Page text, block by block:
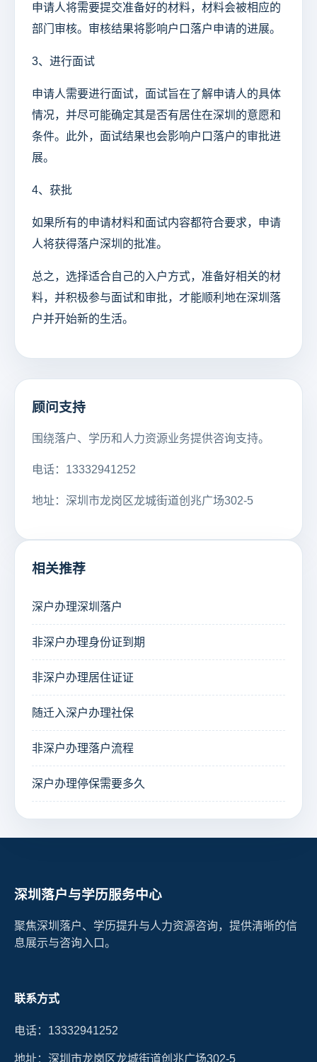
申请人将需要提交准备好的材料，材料会被相应的
部门审核。审核结果将影响户口落户申请的进展。
3、进行面试
申请人需要进行面试，面试旨在了解申请人的具体
情况，并尽可能确定其是否有居住在深圳的意愿和
条件。此外，面试结果也会影响户口落户的审批进
展。
4、获批
如果所有的申请材料和面试内容都符合要求，申请
人将获得落户深圳的批准。
总之，选择适合自己的入户方式，准备好相关的材
料，并积极参与面试和审批，才能顺利地在深圳落
户并开始新的生活。
顾问支持
围绕落户、学历和人力资源业务提供咨询支持。
电话：13332941252
地址：深圳市龙岗区龙城街道创兆广场302-5
相关推荐
深户办理深圳落户
非深户办理身份证到期
非深户办理居住证证
随迁入深户办理社保
非深户办理落户流程
深户办理停保需要多久
深圳落户与学历服务中心
聚焦深圳落户、学历提升与人力资源咨询，提供清晰的信
息展示与咨询入口。
联系方式
电话：13332941252
地址：深圳市龙岗区龙城街道创兆广场302-5